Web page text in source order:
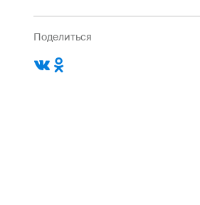
Поделиться